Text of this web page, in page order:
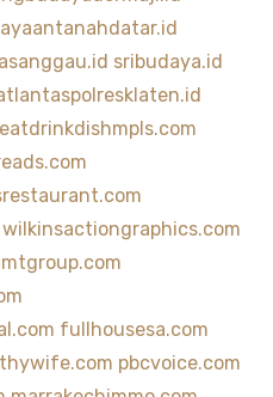
sribudaya.id
eatdrinkdishmpls.com
wilkinsactiongraphics.com
fullhousesa.com
pbcvoice.com